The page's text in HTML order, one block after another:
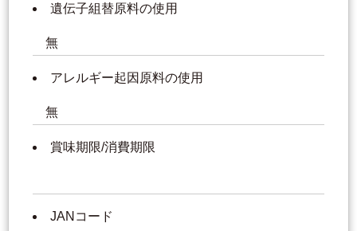
遺伝子組替原料の使用
無
アレルギー起因原料の使用
無
賞味期限/消費期限
JANコード